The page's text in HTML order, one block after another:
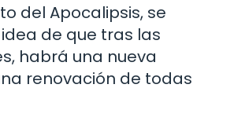
del Apocalipsis, se
de que tras las
habrá una nueva
renovación de todas